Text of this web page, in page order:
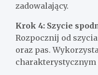
zadowalający.
Krok 4: Szycie
Rozpocznij od
oraz pas.
charakterystycznym